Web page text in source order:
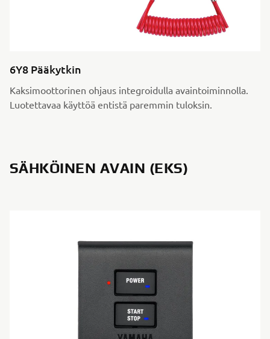
6Y8 Pääkytkin
Kaksimoottorinen ohjaus integroidulla avaintoiminnolla.
Luotettavaa käyttöä entistä paremmin tuloksin.
SÄHKÖINEN AVAIN (EKS)